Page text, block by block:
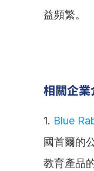
益頻繁。
相關企業
1. Blue
國首爾的
教育產品